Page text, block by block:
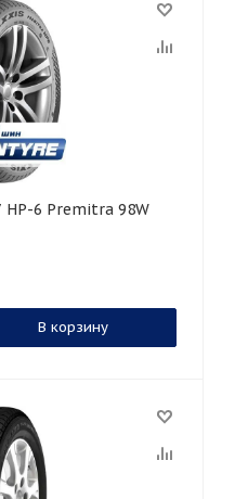
HP-6 Premitra 98W
В корзину